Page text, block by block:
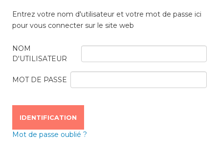
consulter les disponibilités
des cartes CFF, créez ou
dessus. Pour effectuer
d’autres démarches
administratives en ligne,
catégories ci-dessous.
Entrez votre nom d'utilisateur et votre mot de passe ici
pour vous connecter sur le site web
NOM
D'UTILISATEUR
MOT DE PASSE
Mot de passe oublié ?